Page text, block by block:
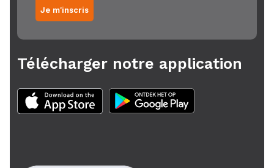
Je m'inscris
Télécharger notre application